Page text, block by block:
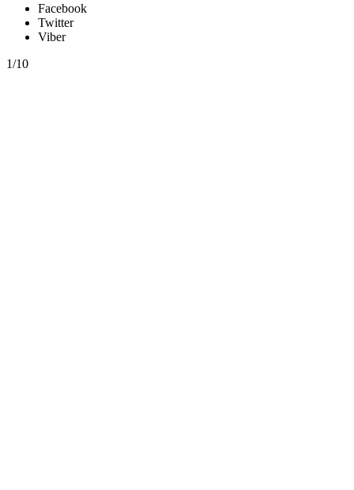
Facebook
Twitter
Viber
1/10